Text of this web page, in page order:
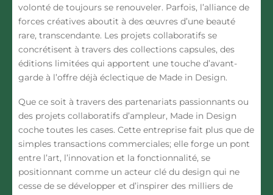
volonté de toujours se renouveler. Parfois, l’alliance de
forces créatives aboutit à des œuvres d’une beauté
rare, transcendante. Les projets collaboratifs se
concrétisent à travers des collections capsules, des
éditions limitées qui apportent une touche d’avant-
garde à l’offre déjà éclectique de Made in Design.
Que ce soit à travers des partenariats passionnants ou
des projets collaboratifs d’ampleur, Made in Design
coche toutes les cases. Cette entreprise fait plus que de
simples transactions commerciales; elle forge un pont
entre l’art, l’innovation et la fonctionnalité, se
positionnant comme un acteur clé du design qui ne
cesse de se développer et d’inspirer des milliers de